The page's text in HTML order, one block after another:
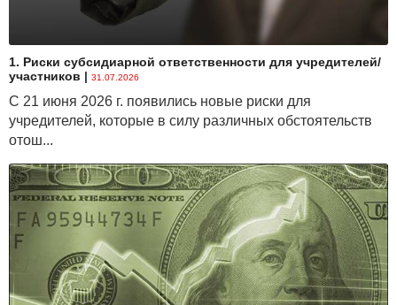
1. Риски субсидиарной ответственности для учредителей/
участников | 31.07.2026
С 21 июня 2026 г. появились новые риски для
учредителей, которые в силу различных обстоятельств
отош...